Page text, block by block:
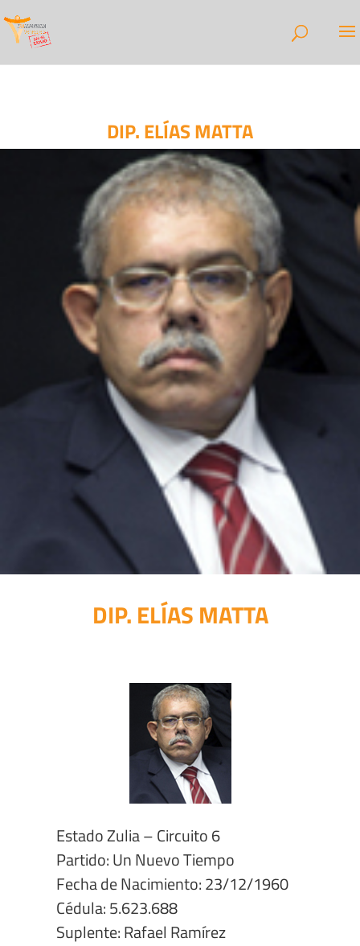
DIP. ELÍAS MATTA
DIP. ELÍAS MATTA
Estado Zulia – Circuito 6
Partido: Un Nuevo Tiempo
Fecha de Nacimiento: 23/12/1960
Cédula: 5.623.688
Suplente: Rafael Ramírez